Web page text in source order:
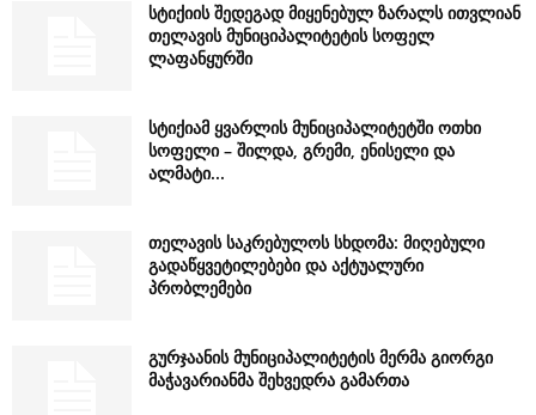
სტიქიის შედეგად მიყენებულ ზარალს ითვლიან
თელავის მუნიციპალიტეტის სოფელ
ლაფანყურში
სტიქიამ ყვარლის მუნიციპალიტეტში ოთხი
სოფელი – შილდა, გრემი, ენისელი და
ალმატი...
თელავის საკრებულოს სხდომა: მიღებული
გადაწყვეტილებები და აქტუალური
პრობლემები
გურჯაანის მუნიციპალიტეტის მერმა გიორგი
მაჭავარიანმა შეხვედრა გამართა